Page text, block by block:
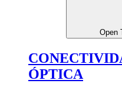
Open
ÓPTICA